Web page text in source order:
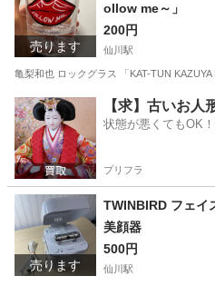
売ります
ollow me～」
200円
仙川駅
亀梨和也 ロックグラス 「KAT-TUN
東京 調布市 仙川駅 食器
【求】古いお人
状態が悪くてもOK
プリフラ
売ります
TWINBIRD フェ
美顔器
500円
仙川駅